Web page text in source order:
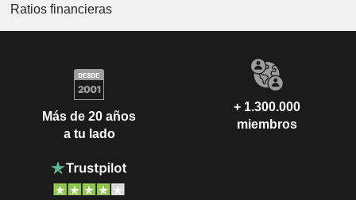
Ratios financieras
Más de 20 años
a tu lado
+ 1.300.000
miembros